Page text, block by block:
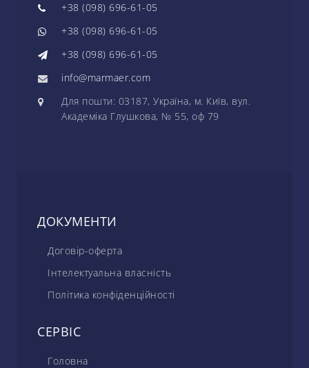
+38 (098) 696-61-05
+38 (098) 696-61-05
+38 (098) 696-61-05
info@marmaer.com
Для пошти: 03187, Україна, м. Київ, вул.
Академіка Глушкова, № 55, оф 79
ДОКУМЕНТИ
Договір-оферта
Інтелектуальна власність
Політика конфіденційності
СЕРВІС
Головна